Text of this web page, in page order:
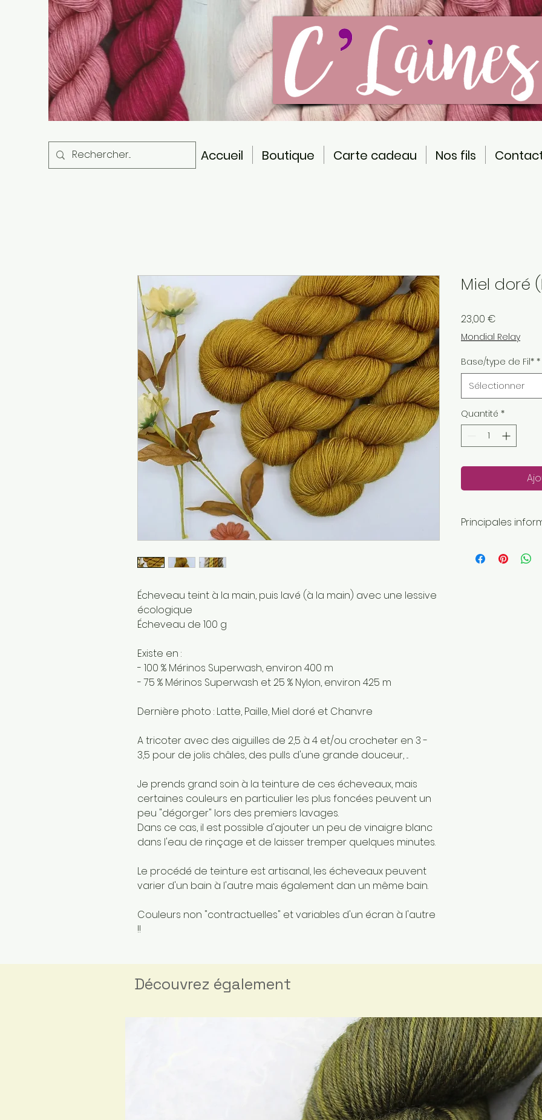
Accueil Boutique Carte cadeau Nos fils
Écheveau teint à la main, puis lavé (à la main) avec une lessive
écologique
Écheveau de 100 g
Existe en :
- 100 % Mérinos Superwash, environ 400 m
- 75 % Mérinos Superwash et 25 % Nylon, environ 425 m
Dernière photo : Latte, Paille, Miel doré et Chanvre
A tricoter avec des aiguilles de 2,5 à 4 et/ou crocheter en 3 -
3,5 pour de jolis châles, des pulls d'une grande douceur, ...
Je prends grand soin à la teinture de ces écheveaux, mais
certaines couleurs en particulier les plus foncées peuvent un
peu "dégorger" lors des premiers lavages.
Dans ce cas, il est possible d'ajouter un peu de vinaigre blanc
dans l'eau de rinçage et de laisser tremper quelques minutes.
Le procédé de teinture est artisanal, les écheveaux peuvent
varier d'un bain à l'autre mais également dan un même bain.
Couleurs non "contractuelles" et variables d'un écran à l'autre
!!
Miel doré
23,00 €
Mondial Relay
Base/type de Fil* *
Sélectionner
Quantité *
Principales
Poids de la
Découvrez également